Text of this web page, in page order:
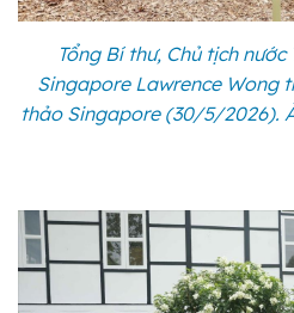
Tổng Bí thư, Chủ tịch
Singapore Lawrence Wong
thảo Singapore (30/5/2026).